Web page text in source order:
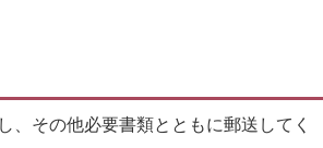
その他必要書類とともに郵送してく